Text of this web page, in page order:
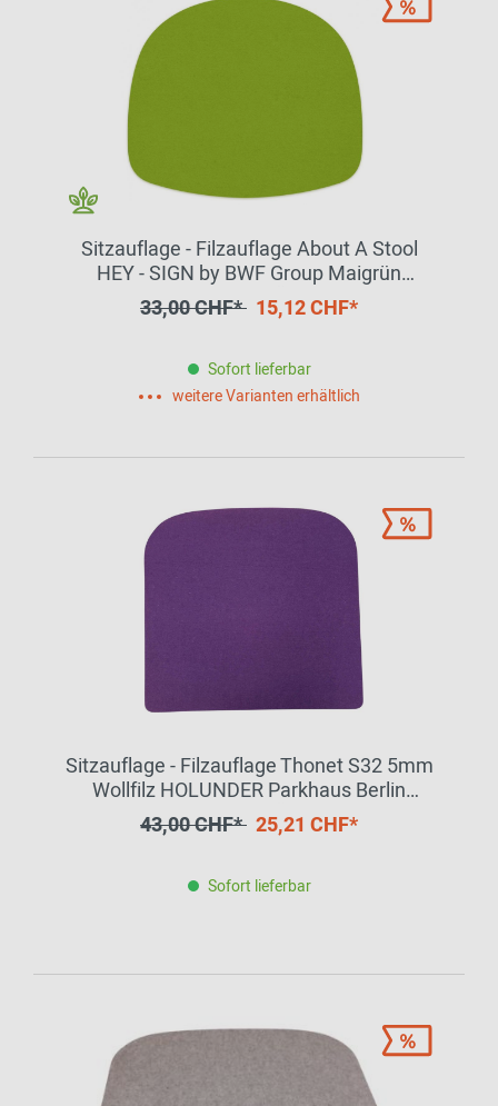
Sitzauflage - Filzauflage About A Stool
HEY - SIGN by BWF Group Maigrün
EINZELSTÜCK
33,00 CHF* 15,12 CHF*
Sofort lieferbar
weitere Varianten erhältlich
Sitzauflage - Filzauflage Thonet S32 5mm
Wollfilz HOLUNDER Parkhaus Berlin
EINZELSTÜCK
43,00 CHF* 25,21 CHF*
Sofort lieferbar